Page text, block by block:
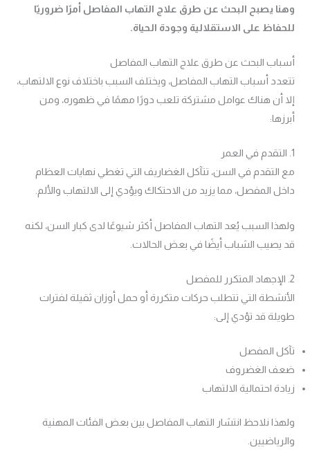
وهنا يصبح البحث عن طرق علاج التهاب المفاصل أمرًا ضروريًا
للحفاظ على الاستقلالية وجودة الحياة.
أسباب البحث عن طرق علاج التهاب المفاصل
تتعدد أسباب التهاب المفاصل، ويختلف السبب باختلاف نوع الالتهاب،
إلا أن هناك عوامل مشتركة تلعب دورًا مهمًا في ظهوره، ومن
أبرزها:
1. التقدم في العمر
مع التقدم في السن، تتآكل الغضاريف التي تغطي نهايات العظام
داخل المفصل، مما يزيد من الاحتكاك ويؤدي إلى الالتهاب والألم.
ولهذا السبب يُعد التهاب المفاصل أكثر شيوعًا لدى كبار السن، لكنه
قد يصيب الشباب أيضًا في بعض الحالات.
2. الإجهاد المتكرر للمفصل
الأنشطة التي تتطلب حركات متكررة أو حمل أوزان ثقيلة لفترات
طويلة قد تؤدي إلى:
تآكل المفصل
ضعف الغضروف
زيادة احتمالية الالتهاب
ولهذا نلاحظ انتشار التهاب المفاصل بين بعض الفئات المهنية
والرياضيين.